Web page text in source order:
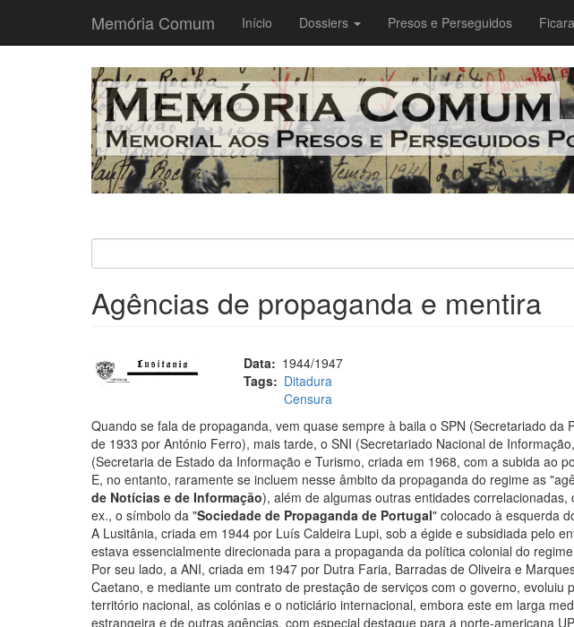
Memória Comum
Main
navigation
Início Dossiers Presos e Perseguidos
Agências de propaganda e mentira
Data
1944/1947
Tags
Ditadura
Censura
Quando se fala de propaganda, vem quase sempre à baila o SPN (Secretariado da
de 1933 por António Ferro), mais tarde, o SNI (Secretariado Nacional de
(Secretaria de Estado da Informação e Turismo, criada em 1968, com a subida ao
E, no entanto, raramente se incluem nesse âmbito da propaganda do regime as
de Notícias e de Informação), além de algumas outras entidades
ex., o símbolo da "Sociedade de Propaganda de Portugal" colocado à esquerda
A Lusitânia, criada em 1944 por Luís Caldeira Lupi, sob a égide e subsidiada pelo
estava essencialmente direcionada para a propaganda da política colonial do
Por seu lado, a ANI, criada em 1947 por Dutra Faria, Barradas de Oliveira e
Caetano, e mediante um contrato de prestação de serviços com o governo, evoluiu
território nacional, as colónias e o noticiário internacional, embora este em larga
estrangeira e de outras agências, com especial destaque para a norte-americana